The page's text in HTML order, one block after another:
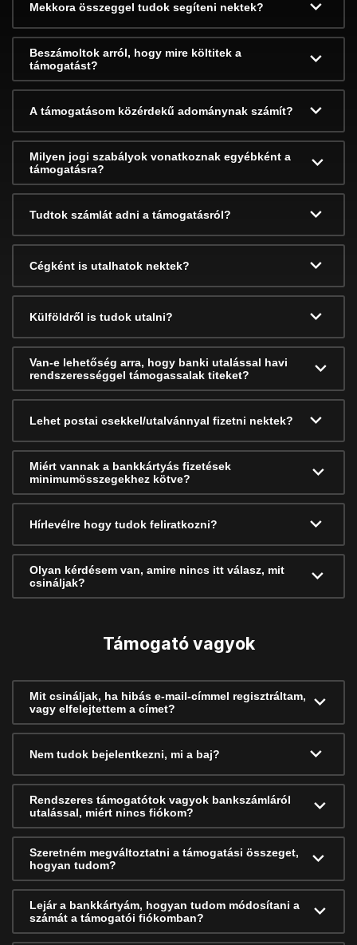
Mekkora összeggel tudok segíteni nektek?
Beszámoltok arról, hogy mire költitek a
támogatást?
A támogatásom közérdekű adománynak számít?
Milyen jogi szabályok vonatkoznak egyébként a
támogatásra?
Tudtok számlát adni a támogatásról?
Cégként is utalhatok nektek?
Külföldről is tudok utalni?
Van-e lehetőség arra, hogy banki utalással havi
rendszerességgel támogassalak titeket?
Lehet postai csekkel/utalvánnyal fizetni nektek?
Miért vannak a bankkártyás fizetések
minimumösszegekhez kötve?
Hírlevélre hogy tudok feliratkozni?
Olyan kérdésem van, amire nincs itt válasz, mit
csináljak?
Támogató vagyok
Mit csináljak, ha hibás e-mail-címmel regisztráltam,
vagy elfelejtettem a címet?
Nem tudok bejelentkezni, mi a baj?
Rendszeres támogatótok vagyok bankszámláról
utalással, miért nincs fiókom?
Szeretném megváltoztatni a támogatási összeget,
hogyan tudom?
Lejár a bankkártyám, hogyan tudom módosítani a
számát a támogatói fiókomban?